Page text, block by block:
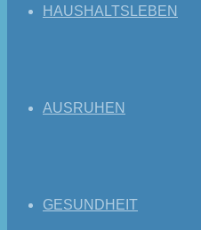
HAUSHALTSLEBEN
AUSRUHEN
GESUNDHEIT